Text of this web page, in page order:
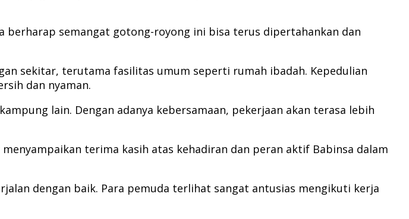
semangat gotong-royong ini bisa terus dipertahankan dan
sekitar, terutama fasilitas umum seperti rumah ibadah. Kepedulian
dan nyaman.
lain. Dengan adanya kebersamaan, pekerjaan akan terasa lebih
terima kasih atas kehadiran dan peran aktif Babinsa dalam
dengan baik. Para pemuda terlihat sangat antusias mengikuti kerja